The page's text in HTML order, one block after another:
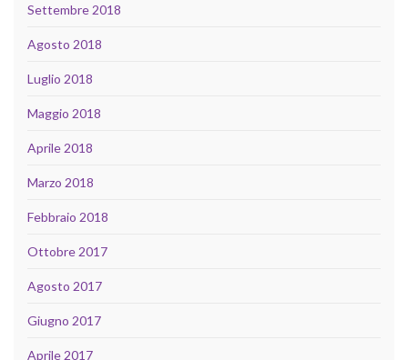
Settembre 2018
Agosto 2018
Luglio 2018
Maggio 2018
Aprile 2018
Marzo 2018
Febbraio 2018
Ottobre 2017
Agosto 2017
Giugno 2017
Aprile 2017